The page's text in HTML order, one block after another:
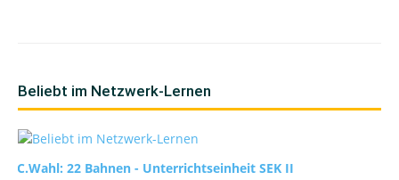
Beliebt im Netzwerk-Lernen
C.Wahl: 22 Bahnen - Unterrichtseinheit SEK II